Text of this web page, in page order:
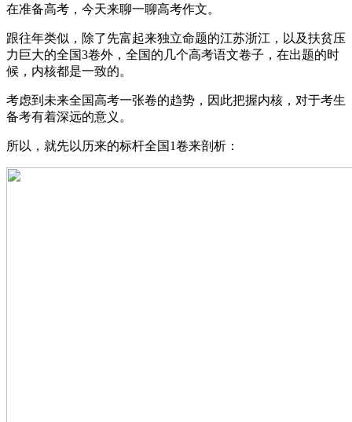
在准备高考，今天来聊一聊高考作文。
跟往年类似，除了先富起来独立命题的江苏浙江，以及扶贫压
力巨大的全国3卷外，全国的几个高考语文卷子，在出题的时
候，内核都是一致的。
考虑到未来全国高考一张卷的趋势，因此把握内核，对于考生
备考有着深远的意义。
所以，就先以历来的标杆全国1卷来剖析：